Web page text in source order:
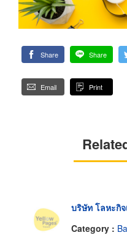
Share Share
Email Print
บริษัท โลหะกิ
Category :